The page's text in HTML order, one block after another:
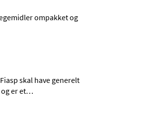
ompakket og
skal have generelt
er et…